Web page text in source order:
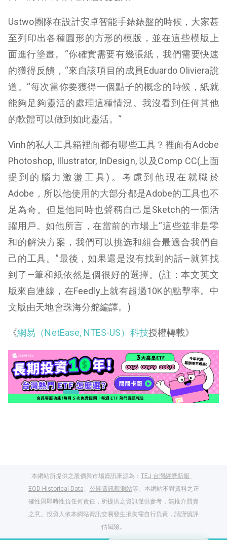
Ustwo團隊在設計安卓智能手錶錶盤的時候，大家甚
至列印出各種圓形的方形的模版，並在這些模版上
面進行塗畫。“你確實需要有幾張紙，我們需要快速
的獲得反饋，“來自該項目的成員Eduardo Oliviera說
道。“每次當你要獲得一個點子的概念的時候，紙就
能夠足夠靈活的處理這種情況。我沒看到任何其他
的軟體可以做到如此靈活。“
Vinh的私人工具箱裡面都有哪些工具？裡面有Adobe
Photoshop, Illustrator, InDesign, 以及Comp CC(上面
提到的腦力激盪工具)。考慮到他現在就職於
Adobe，所以他使用的大部分都是Adobe的工具也不
足為奇。但是他同時也聲稱自己是Sketch的一個活
躍用戶。如他所言，在當前的市場上“這些並非是零
和的解決方案，我們可以挑选和組合最適合我們自
己的工具。”最後，如果還是沒有找到的話—就算找
到了—筆和紙依然是個很好的選擇。(註：本文英文
版來自連線，在Feedly上就有超過10K的點擊率。中
文版由天地會珠海分舵編譯。)
《網易（NetEase, NTES-US）科技授權轉載》
本網站所提供之股價與市場資訊來源為： TEJ 台灣經濟新報
EOD Historical Data
公開資訊觀測站等。本網站不對資料之正
確性與即時性負任何責任，所提供之資訊僅供參考，無推介買賣
之意。投資人依本網站資訊交易發生損失需自行負責，請謹慎評
估風險。